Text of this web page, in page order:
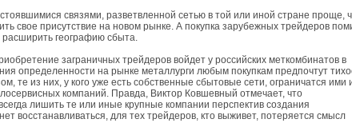
связями, разветвленной сетью в той или иной стране проще,
свое присутствие на новом рынке. А покупка зарубежных трейдеров
расширить географию сбыта.
заграничных трейдеров войдет у российских меткомбинатов в
определенности на рынке металлурги любым покупкам предпочтут
те из них, у кого уже есть собственные сбытовые сети, ограничатся ими
компаний. Правда, Виктор Ковшевный отмечает, что
лишить те или иные крупные компании перспектив создания
восстанавливаться, для тех трейдеров, кто выживет, потеряется смысл